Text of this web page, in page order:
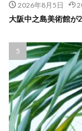
2026年8月5日
大阪中之島美術館が